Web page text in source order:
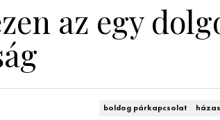
az egy
boldog párkapcsolat